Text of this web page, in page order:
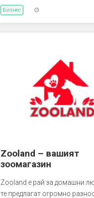
Бизнес
Zooland – вашият
зоомагазин
Zooland е рай за домашни
те предлагат огромно